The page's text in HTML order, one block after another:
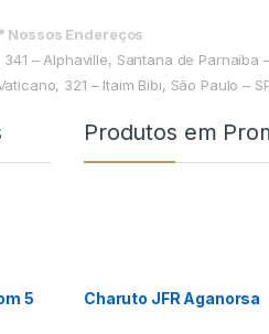
Nossos Endereços
– Alphaville, Santana de Parnaíba
321 – Itaim Bibi, São Paulo –
5
Produtos em
Charuto JFR Aganorsa